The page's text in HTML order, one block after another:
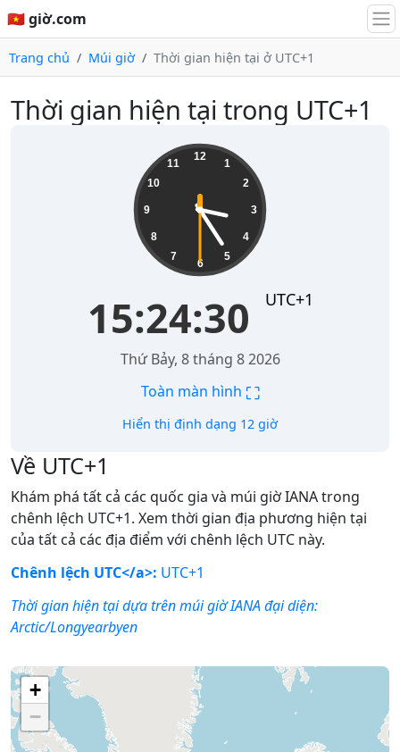
🇻🇳 giờ.com
Trang chủ Múi giờ Thời gian hiện tại ở UTC+1
Thời gian hiện tại trong UTC+1
12
1
2
3
4
5
6
7
8
9
10
11
15:24:31 UTC+1
Thứ Bảy, 8 tháng 8 2026
Toàn màn hình ⛶
Hiển thị định dạng 12 giờ
Về UTC+1
Khám phá tất cả các quốc gia và múi giờ IANA trong
chênh lệch UTC+1. Xem thời gian địa phương hiện tại
của tất cả các địa điểm với chênh lệch UTC này.
Chênh lệch UTC</a>: UTC+1
Thời gian hiện tại dựa trên múi giờ IANA đại diện:
Arctic/Longyearbyen
+
−